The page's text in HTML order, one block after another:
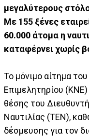
μεγαλύτερους
Με 155 ξένες
60.000 άτομα η
καταφέρνει χωρίς
Το μόνιμο αίτημα
Επιμελητηρίου
θέσης του
Ναυτιλίας (ΤΕΝ),
δέσμευσης για τον